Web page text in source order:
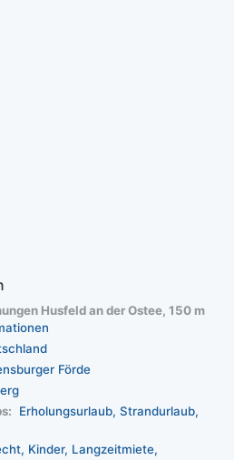
Husfeld an der Ostee, 150 m
Förde
Erholungsurlaub Strandurlaub
Kinder Langzeitmiete